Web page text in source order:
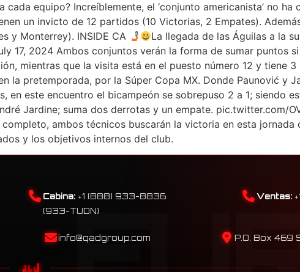
equipo? Increíblemente, el ‘conjunto americanista’ no ha
un invicto de 12 partidos (10 Victorias, 2 Empates).
y Monterrey). INSIDE CA
La llegada de las Águilas a la
17, 2024 Ambos conjuntos verán la forma de sumar puntos
mientras que la visita está en el puesto número 12 y tiene 3
la pretemporada, por la Súper Copa MX. Donde Paunović y
este encuentro el bicampeón se sobrepuso 2 a 1; siendo
Jardine; suma dos derrotas y un empate. pic.twitter.com/
ambos técnicos buscarán la victoria en esta jornada
y los objetivos internos del club.
Cabina: +1 (888) 933-8836
(933-TUDN)
Ventas:
info@qadgroup.com P.O. Box 469